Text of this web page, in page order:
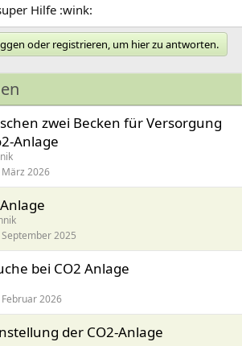
Hilfe :wink:
oder registrieren, um hier zu antworten.
zwei Becken für Versorgung
Anlage
März 2026
September 2025
bei CO2 Anlage
2026
der CO2-Anlage